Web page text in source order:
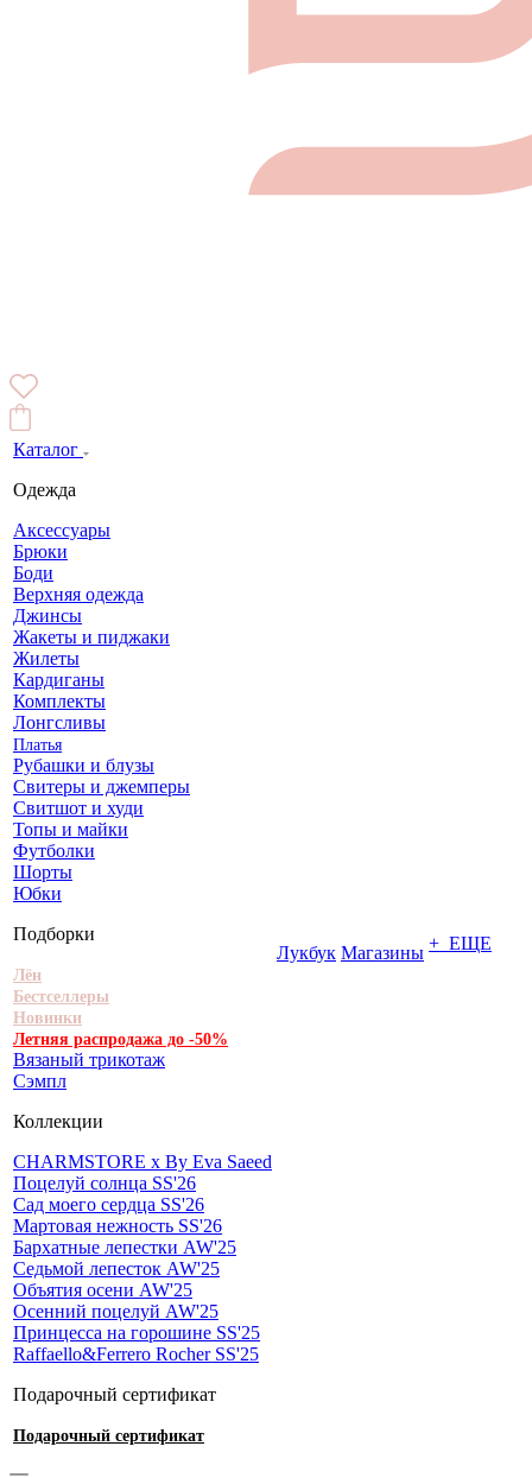
Каталог
Одежда
Аксессуары
Брюки
Боди
Верхняя одежда
Джинсы
Жакеты и пиджаки
Жилеты
Кардиганы
Комплекты
Лонгсливы
Платья
Рубашки и блузы
Свитеры и джемперы
Свитшот и худи
Топы и майки
Футболки
Шорты
Юбки
Подборки
Лён
Бестселлеры
Новинки
Летняя распродажа до -50%
Вязаный трикотаж
Сэмпл
Коллекции
CHARMSTORE х By Eva Saeed
Поцелуй солнца SS'26
Сад моего сердца SS'26
Мартовая нежность SS'26
Бархатные лепестки AW'25
Седьмой лепесток AW'25
Объятия осени AW'25
Осенний поцелуй AW'25
Принцесса на горошине SS'25
Raffaello&Ferrero Rocher SS'25
Подарочный сертификат
Подарочный сертификат
Лукбук Магазины + ЕЩЕ